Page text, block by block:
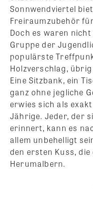
Sonnwendviertel
Freiraumzubehör
Doch es waren
Gruppe der
populärste
Holzverschlag,
Eine Sitzbank, ein
ganz ohne jegliche
erwies sich als
Jährige. Jeder, der
erinnert, kann es
allem unbehelligt
den ersten Kuss,
Herumalbern.